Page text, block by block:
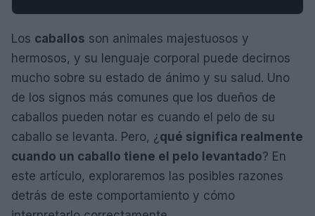
Los caballos son animales majestuosos y
hermosos, y su lenguaje corporal puede decirnos
mucho sobre su estado de ánimo y su salud. Uno
de los signos más comunes que los dueños de
caballos pueden notar es cuando el pelo de su
caballo se levanta. Pero, ¿ qué significa realmente
cuando un caballo tiene el pelo levantado? En
este artículo, exploraremos las posibles razones
detrás de este comportamiento y cómo